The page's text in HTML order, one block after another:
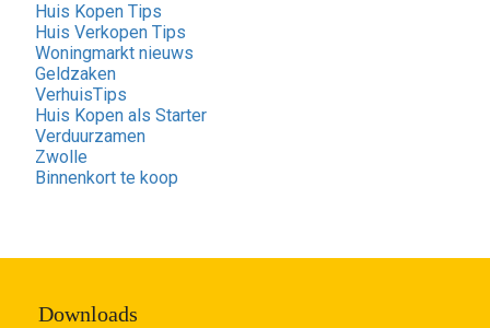
Huis Kopen Tips
Huis Verkopen Tips
Woningmarkt nieuws
Geldzaken
VerhuisTips
Huis Kopen als Starter
Verduurzamen
Zwolle
Binnenkort te koop
Downloads